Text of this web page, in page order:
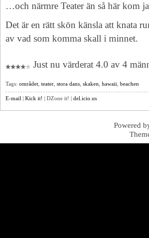
…och närmre Teater än så här kom
Det är en rätt skön känsla att knata
av vad som komma skall i minnet.
Just nu värderat 4.0 av 4
Tags: området teater stora dans skaken hawaii beachen
E-mail | Kick it! | DZone it! | del.icio.us
Powered